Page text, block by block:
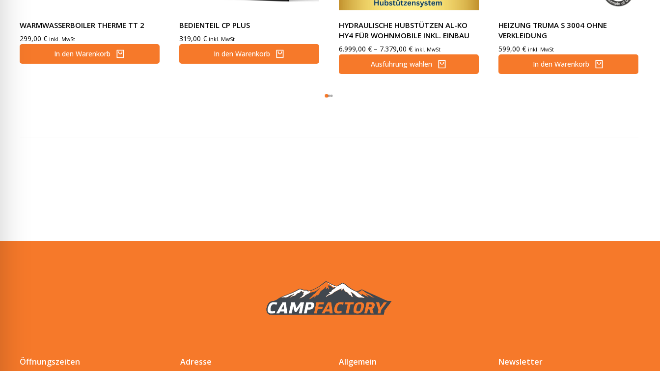
WARMWASSERBOILER THERME TT 2
299,00 € inkl. MwSt
In den Warenkorb
BEDIENTEIL CP PLUS
319,00 € inkl. MwSt
In den Warenkorb
HYDRAULISCHE HUBSTÜTZEN AL-KO
HY4 FÜR WOHNMOBILE INKL. EINBAU
6.999,00 € – 7.379,00 € inkl. MwSt
Ausführung wählen
HEIZUNG TRUMA S 3004 OHNE
VERKLEIDUNG
599,00 € inkl. MwSt
In den Warenkorb
Öffnungszeiten Adresse Allgemein Newsletter